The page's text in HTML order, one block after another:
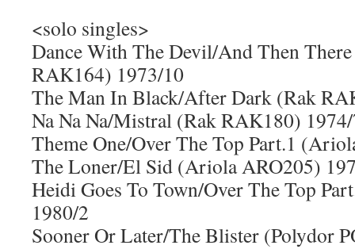
<solo singles>
Dance With The Devil/And Then
RAK164) 1973/10
The Man In Black/After Dark (Rak
Na Na Na/Mistral (Rak RAK180)
Theme One/Over The Top Part.1
The Loner/El Sid (Ariola ARO205)
Heidi Goes To Town/Over The Top
1980/2
Sooner Or Later/The Blister (Polydor